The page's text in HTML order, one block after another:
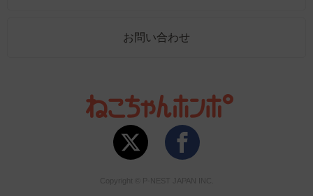
お問い合わせ
Copyright © P-NEST JAPAN INC.